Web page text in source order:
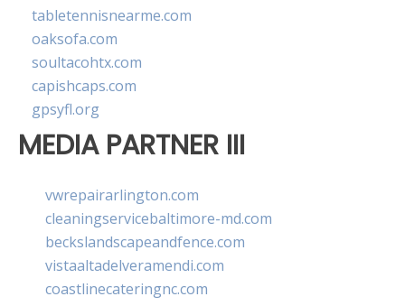
tabletennisnearme.com
oaksofa.com
soultacohtx.com
capishcaps.com
gpsyfl.org
MEDIA PARTNER III
vwrepairarlington.com
cleaningservicebaltimore-md.com
beckslandscapeandfence.com
vistaaltadelveramendi.com
coastlinecateringnc.com